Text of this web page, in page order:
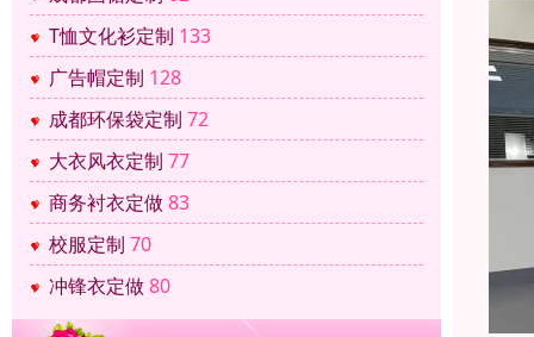
T恤文化衫定制 133
广告帽定制 128
成都环保袋定制 72
大衣风衣定制 77
商务衬衣定做83
校服定制 70
冲锋衣定做80